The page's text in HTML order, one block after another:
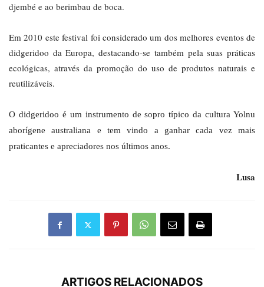
djembé e ao berimbau de boca.
Em 2010 este festival foi considerado um dos melhores eventos de
didgeridoo da Europa, destacando-se também pela suas práticas
ecológicas, através da promoção do uso de produtos naturais e
reutilizáveis.
O didgeridoo é um instrumento de sopro típico da cultura Yolnu
aborígene australiana e tem vindo a ganhar cada vez mais
praticantes e apreciadores nos últimos anos.
Lusa
ARTIGOS RELACIONADOS